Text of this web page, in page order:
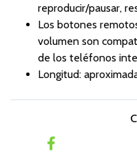
reproducir/pausar,
Los botones
volumen son
de los teléfonos
Longitud: